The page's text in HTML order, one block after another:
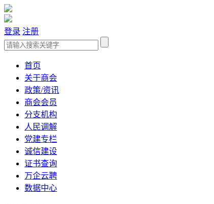
登录 注册
首页
关于商会
政策/资讯
商会会员
分支机构
人民调解
党建专栏
诚信建设
证书查询
万企云聘
数据中心